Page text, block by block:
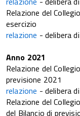
Relazione del
esercizio
relazione - delibera
Anno 2021
Relazione del
previsione 2021
relazione - delibera
Relazione del
del Bilancio di